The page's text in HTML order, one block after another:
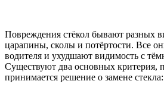
Повреждения стёкол бывают разных
царапины, сколы и потёртости. Все
водителя и ухудшают видимость с
Существуют два основных критерия,
принимается решение о замене стекла: